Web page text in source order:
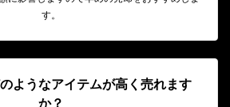
す。
ようなアイテムが高く売れます
か？